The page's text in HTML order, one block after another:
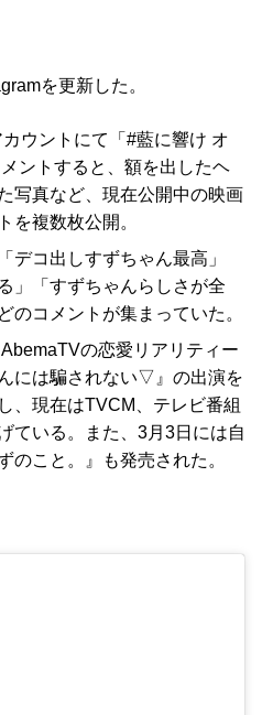
を更新した。
ウントにて「#藍に響け オ
ントすると、額を出したヘ
写真など、現在公開中の映画
を複数枚公開。
デコ出しすずちゃん最高」
」「すずちゃんらしさが全
のコメントが集まっていた。
の恋愛リアリティー
には騙されない▽』の出演を
、現在はTVCM、テレビ番組
ている。また、3月3日には自
のこと。』も発売された。